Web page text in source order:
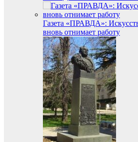
Газета «ПРАВДА»:
вновь отнимает работу